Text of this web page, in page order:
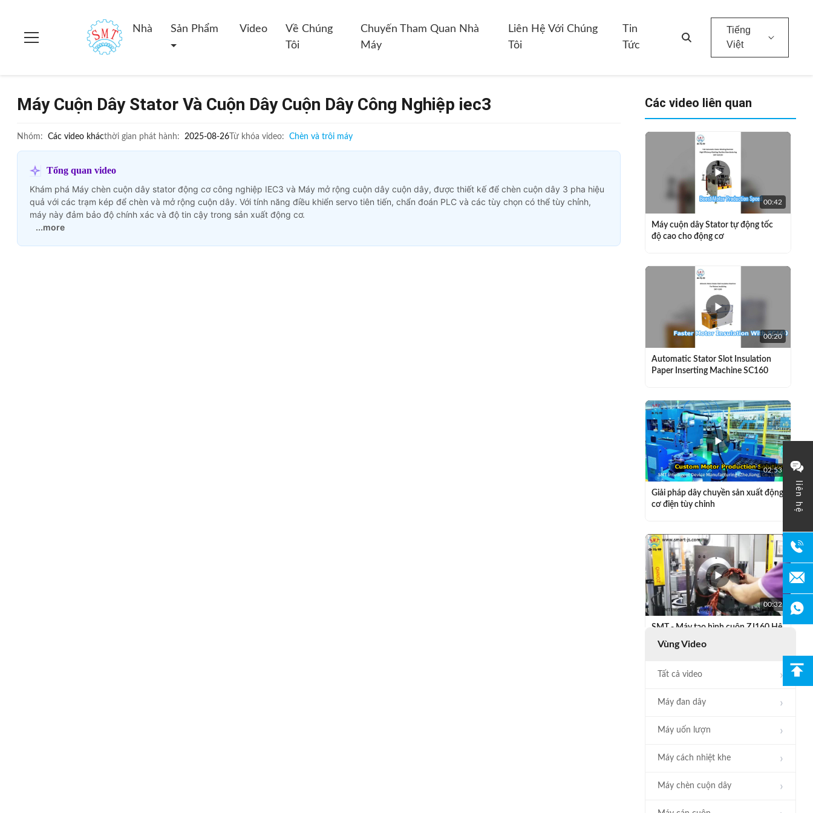
liên hệ
Nhà Sản Phẩm Video
Về Chúng
Tôi
Chuyến Tham Quan Nhà
Máy
Liên Hệ Với Chúng
Tôi
Tin
Tức
Tiếng
Việt
Máy Cuộn Dây Stator Và Cuộn Dây Cuộn Dây Công Nghiệp iec3
Nhóm: Các video khácthời gian phát hành: 2025-08-26 Từ khóa video: Chèn và trôi máy
Tổng quan video
Khám phá Máy chèn cuộn dây stator động cơ công nghiệp IEC3 và Máy mở rộng cuộn dây cuộn dây, được thiết kế để chèn cuộn dây 3 pha hiệu
quả với các trạm kép để chèn và mở rộng cuộn dây. Với tính năng điều khiển servo tiên tiến, chẩn đoán PLC và các tùy chọn có thể tùy chỉnh,
máy này đảm bảo độ chính xác và độ tin cậy trong sản xuất động cơ.
...more
Các video liên quan
00:42
Máy cuộn dây Stator tự động tốc
độ cao cho động cơ
00:20
Automatic Stator Slot Insulation
Paper Inserting Machine SC160
02:53
Giải pháp dây chuyền sản xuất động
cơ điện tùy chỉnh
00:32
SMT - Máy tạo hình cuộn ZJ160 Hệ
thống thủy lực dẫn động Stator tự
Máy chế tạo cuộn dây trung gian
Vùng Video
Tất cả video
Máy đan dây
Máy uốn lượn
Máy cách nhiệt khe
Máy chèn cuộn dây